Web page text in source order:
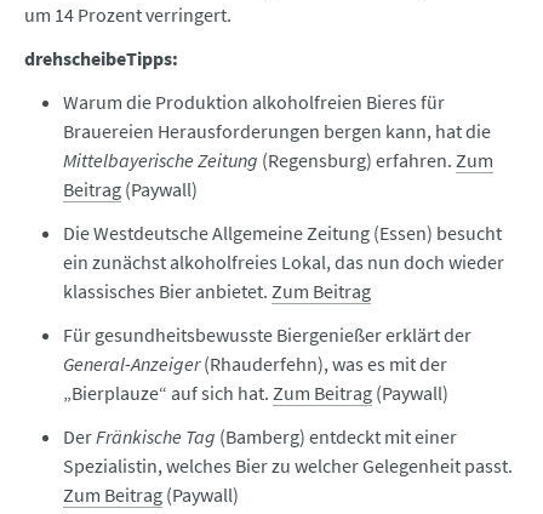
um 14 Prozent verringert.
drehscheibeTipps:
Warum die Produktion alkoholfreien Bieres für
Brauereien Herausforderungen bergen kann, hat die
Mittelbayerische Zeitung (Regensburg) erfahren. Zum
Beitrag (Paywall)
Die Westdeutsche Allgemeine Zeitung (Essen) besucht
ein zunächst alkoholfreies Lokal, das nun doch wieder
klassisches Bier anbietet. Zum Beitrag
Für gesundheitsbewusste Biergenießer erklärt der
General-Anzeiger(Rhauderfehn), was es mit der
„Bierplauze“ auf sich hat. Zum Beitrag (Paywall)
DerFränkische Tag (Bamberg) entdeckt mit einer
Spezialistin, welches Bier zu welcher Gelegenheit passt.
Zum Beitrag (Paywall)